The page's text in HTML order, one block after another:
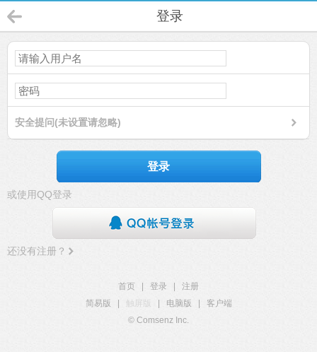
登录
安全提问(未设置请忽略)
登录
或使用QQ登录
还没有注册？
首页 登录
注册
简易版
触屏版 电脑版
客户端
© Comsenz Inc.